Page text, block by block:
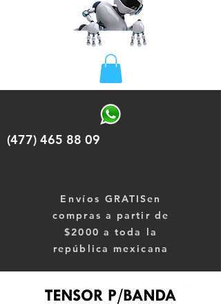
(477) 465 88 09
Envíos GRATISen
compras a partir de
$2000 a toda la
república mexicana